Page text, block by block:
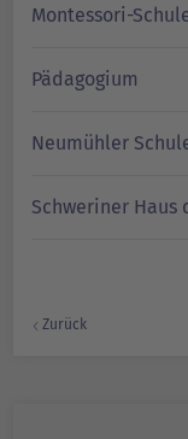
Montessori-
Pädagogium
Neumühler
Schweriner Haus
Zurück